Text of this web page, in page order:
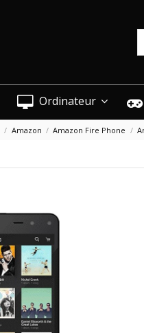
Ordinateur
Amazon Amazon Fire Phone